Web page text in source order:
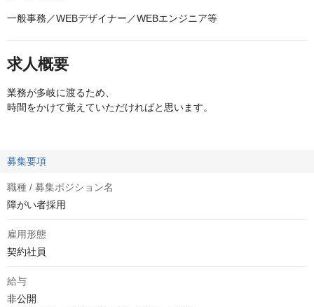
一般事務／WEBデザイナー／WEBエンジニア等
求人概要
業務が多岐に渡るため、
時間をかけて覚えていただければと思います。
募集要項
職種 / 募集ポジション名
障がい者採用
雇用形態
契約社員
給与
非公開